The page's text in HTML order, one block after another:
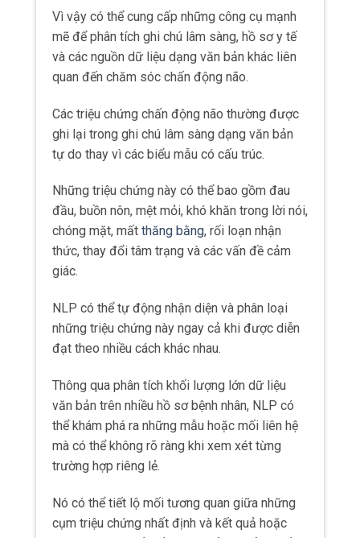
NLP có thể tự động nhận diện và phân loại
những triệu chứng này ngay cả khi được diễn
đạt theo nhiều cách khác nhau.
Thông qua phân tích khối lượng lớn dữ liệu
văn bản trên nhiều hồ sơ bệnh nhân, NLP có
thể khám phá ra những mẫu hoặc mối liên hệ
trường hợp riêng lẻ.
Nó có thể tiết lộ mối tương quan giữa những
cụm triệu chứng nhất định và kết quả hoặc
nhận diện các yếu tố nguy cơ ảnh hưởng đến
Cái nhìn sâu sắc này giúp các nhà cung cấp
dịch vụ chăm sóc sức khỏe đưa ra chẩn đoán
và phát triển các kế hoạch điều trị cá nhân hóa
dựa trên hồ sơ triệu chứng toàn diện.
Ví dụ: Thay vì bác sĩ phải đọc
tế để tìm ra mối liên hệ giữa